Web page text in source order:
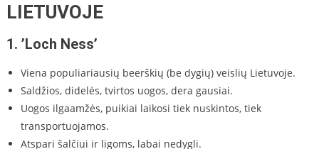
LIETUVOJE
1. ’Loch Ness’
Viena populiariausių beerškių (be dygių) veislių Lietuvoje.
Saldžios, didelės, tvirtos uogos, dera gausiai.
Uogos ilgaamžės, puikiai laikosi tiek nuskintos, tiek
transportuojamos.
Atspari šalčiui ir ligoms, labai nedygli.